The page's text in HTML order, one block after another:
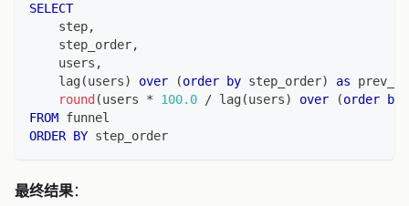
SELECT
    step
,
    step_order
,
    users
,
    lag
(users) over (order by step_order) as
round (users * 100.0 / lag(users) over (order by
FROM funnel
ORDER BY step_order
最终结果：